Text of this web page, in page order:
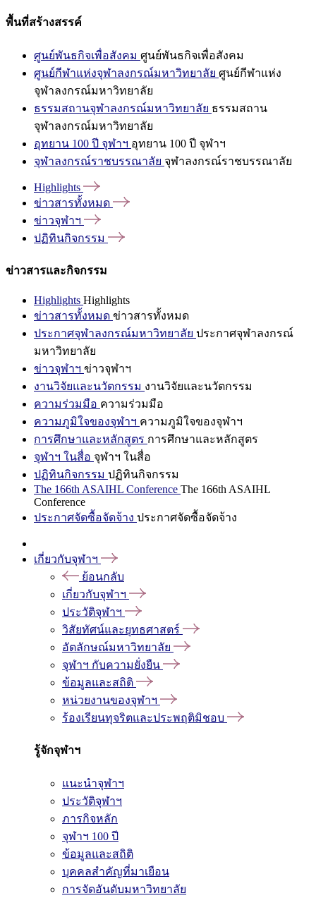
พื้นที่สร้างสรรค์
ศูนย์พันธกิจเพื่อสังคม ศูนย์พันธกิจเพื่อสังคม
ศูนย์กีฬาแห่งจุฬาลงกรณ์มหาวิทยาลัย ศูนย์กีฬาแห่ง
จุฬาลงกรณ์มหาวิทยาลัย
ธรรมสถานจุฬาลงกรณ์มหาวิทยาลัย ธรรมสถาน
จุฬาลงกรณ์มหาวิทยาลัย
อุทยาน 100 ปี จุฬาฯ อุทยาน 100 ปี จุฬาฯ
จุฬาลงกรณ์ราชบรรณาลัย จุฬาลงกรณ์ราชบรรณาลัย
Highlights
ข่าวสารทั้งหมด
ข่าวจุฬาฯ
ปฏิทินกิจกรรม
ข่าวสารและกิจกรรม
Highlights Highlights
ข่าวสารทั้งหมด ข่าวสารทั้งหมด
ประกาศจุฬาลงกรณ์มหาวิทยาลัย ประกาศจุฬาลงกรณ์
มหาวิทยาลัย
ข่าวจุฬาฯ ข่าวจุฬาฯ
งานวิจัยและนวัตกรรม งานวิจัยและนวัตกรรม
ความร่วมมือ ความร่วมมือ
ความภูมิใจของจุฬาฯ ความภูมิใจของจุฬาฯ
การศึกษาและหลักสูตร การศึกษาและหลักสูตร
จุฬาฯ ในสื่อ จุฬาฯ ในสื่อ
ปฏิทินกิจกรรม ปฏิทินกิจกรรม
The 166th ASAIHL Conference The 166th ASAIHL
Conference
ประกาศจัดซื้อจัดจ้าง ประกาศจัดซื้อจัดจ้าง
เกี่ยวกับจุฬาฯ
ย้อนกลับ
เกี่ยวกับจุฬาฯ
ประวัติจุฬาฯ
วิสัยทัศน์และยุทธศาสตร์
อัตลักษณ์มหาวิทยาลัย
จุฬาฯ กับความยั่งยืน
ข้อมูลและสถิติ
หน่วยงานของจุฬาฯ
ร้องเรียนทุจริตและประพฤติมิชอบ
รู้จักจุฬาฯ
แนะนำจุฬาฯ
ประวัติจุฬาฯ
ภารกิจหลัก
จุฬาฯ 100 ปี
ข้อมูลและสถิติ
บุคคลสำคัญที่มาเยือน
การจัดอันดับมหาวิทยาลัย